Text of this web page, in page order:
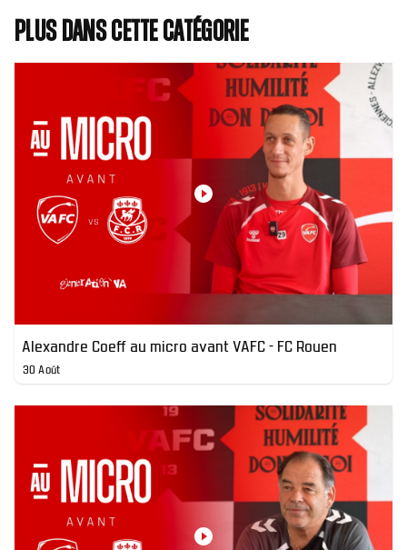
Plus dans cette catégorie
Alexandre Coeff au micro avant VAFC - FC Rouen
30 Août